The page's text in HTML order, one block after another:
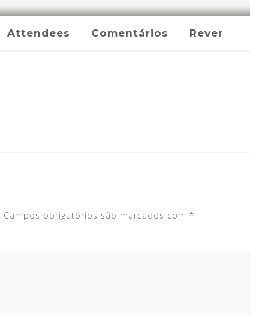
Attendees Comentários Rever
Campos obrigatórios são marcados com *